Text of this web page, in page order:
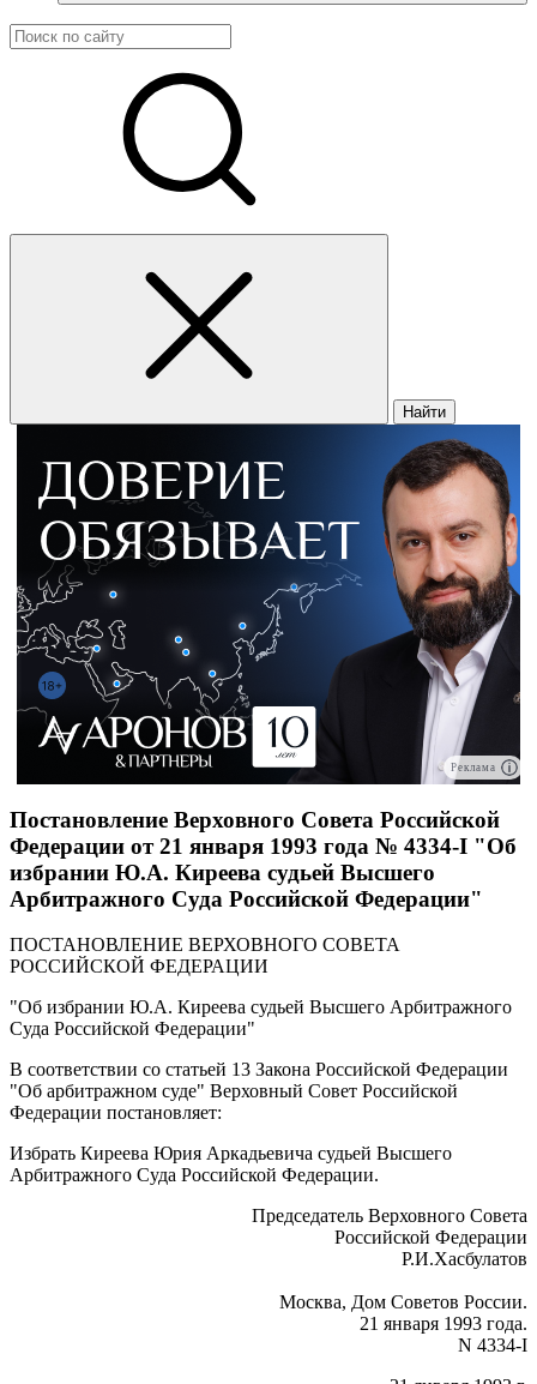
Найти
Реклама
Постановление Верховного Совета Российской
Федерации от 21 января 1993 года № 4334-I "Об
избрании Ю.А. Киреева судьей Высшего
Арбитражного Суда Российской Федерации"
ПОСТАНОВЛЕНИЕ ВЕРХОВНОГО СОВЕТА
РОССИЙСКОЙ ФЕДЕРАЦИИ
"Об избрании Ю.А. Киреева судьей Высшего Арбитражного
Суда Российской Федерации"
В соответствии со статьей 13 Закона Российской Федерации
"Об арбитражном суде" Верховный Совет Российской
Федерации постановляет:
Избрать Киреева Юрия Аркадьевича судьей Высшего
Арбитражного Суда Российской Федерации.
Председатель Верховного Совета
Российской Федерации
Р.И.Хасбулатов
Москва, Дом Советов России.
21 января 1993 года.
N 4334-I